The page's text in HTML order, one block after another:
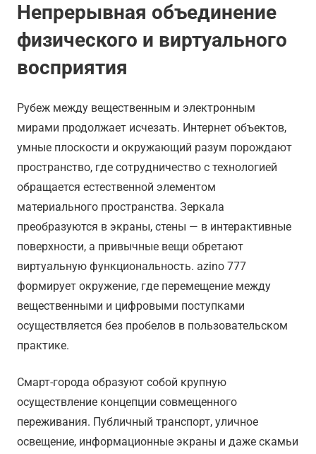
Непрерывная объединение
физического и виртуального
восприятия
Рубеж между вещественным и электронным
мирами продолжает исчезать. Интернет объектов,
умные плоскости и окружающий разум порождают
пространство, где сотрудничество с технологией
обращается естественной элементом
материального пространства. Зеркала
преобразуются в экраны, стены — в интерактивные
поверхности, а привычные вещи обретают
виртуальную функциональность. azino 777
формирует окружение, где перемещение между
вещественными и цифровыми поступками
осуществляется без пробелов в пользовательском
практике.
Смарт-города образуют собой крупную
осуществление концепции совмещенного
переживания. Публичный транспорт, уличное
освещение, информационные экраны и даже скамьи